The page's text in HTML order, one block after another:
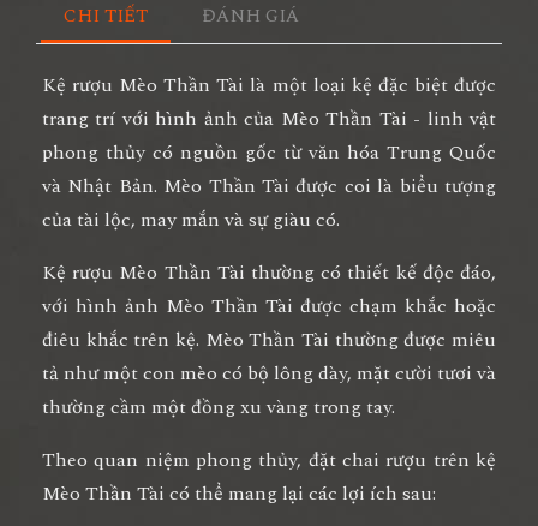
CHI TIẾT ĐÁNH GIÁ
Kệ rượu Mèo Thần Tài là một loại kệ đặc biệt được
trang trí với hình ảnh của Mèo Thần Tài - linh vật
phong thủy có nguồn gốc từ văn hóa Trung Quốc
và Nhật Bản. Mèo Thần Tài được coi là biểu tượng
của tài lộc, may mắn và sự giàu có.
Kệ rượu Mèo Thần Tài thường có thiết kế độc đáo,
với hình ảnh Mèo Thần Tài được chạm khắc hoặc
điêu khắc trên kệ. Mèo Thần Tài thường được miêu
tả như một con mèo có bộ lông dày, mặt cười tươi và
thường cầm một đồng xu vàng trong tay.
Theo quan niệm phong thủy, đặt chai rượu trên kệ
Mèo Thần Tài có thể mang lại các lợi ích sau: